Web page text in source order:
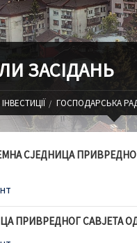
ЗАСІДАНЬ
ГОСПОДАРСЬКА
СЈЕДНИЦА ПРИВРЕДНОГ
ПРИВРЕДНОГ САВЈЕТА